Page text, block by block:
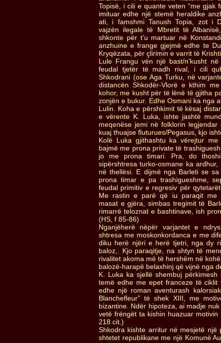
Topisë, i cili e quante veten “me gjak
imituar edhe një stemë heraldike
ati, i famshmi Tanush Topia, zot i
vajzën ilegale të Mbretit të
shkonte për t’u martuar në
anzhuine e frange gjejmë edhe te
Kryqëzata, për çlirimin e varrit të
Lule Frangu vën një bast/n’kusht
feudal tjetër të madh rival, i cili
Shkodrani (ose Aga Turku, në
distancën Shkodër-Vlorë e kthim
kohor, me kusht për të lënë të gjitha
zonjën e bukur. Edhe Osmani ka nga
Lulin. Koha e përshkimit të kësaj
e vërente K. Luka, ishte jashtë
meqenëse jemi në folklorin
kuaj thuajse fluturues/Pegasus, kjo
Kolë Luka gjithashtu ka vërejtur
bajmë me prona private të
jo me prona timari. Pra, do
sipërshtresa turko-osmane ka
në thellësi. E dijmë nga Barleti se
prona timar e pa trashigueshme,
feudal primitiv e regresiv për
Me rastin e parë që iu paraqit me
masat e gjëra, simbas tregimit të
rimarrë teloznat e bashtinave, ish
(HS, f 85-86)
Nganjëherë nëpër varjantet e
shtresa me moskonkordanca e me
diku herë njëri e herë tjetri, nga dy
baloz,. Kjo paraqitje, na shtyn të
rivalitet akoma më të hershëm në
balozë-harapë belaxhinj që vijnë nga
K. Luka ka sjellë shembuj
temë edhe me epet franceze të
edhe një roman aventurash
Blanchefleur” të shek XIII, me
bizantine. Ndër hipoteza, ai madje
vetë frëngët ta kishin huazuar
218 cit.)
Shkodra kishte arritur në mesjetë një
shtetet republikane me një Komunë